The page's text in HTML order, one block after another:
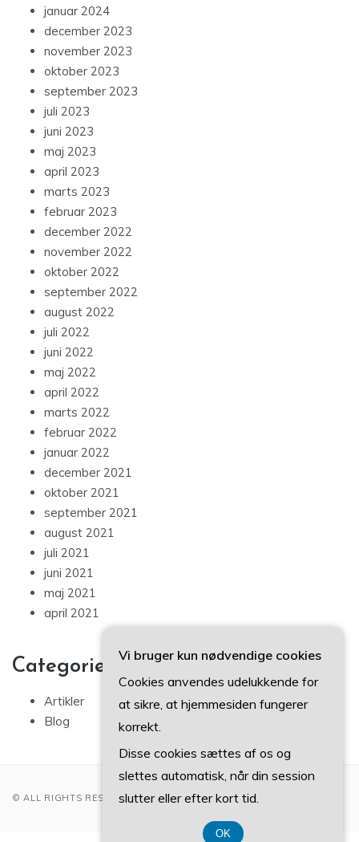
januar 2024
december 2023
november 2023
oktober 2023
september 2023
juli 2023
juni 2023
maj 2023
april 2023
marts 2023
februar 2023
december 2022
november 2022
oktober 2022
september 2022
august 2022
juli 2022
juni 2022
maj 2022
april 2022
marts 2022
februar 2022
januar 2022
december 2021
oktober 2021
september 2021
august 2021
juli 2021
juni 2021
maj 2021
april 2021
Categories
Artikler
Blog
© ALL RIGHTS RESERVED 2022
Vi bruger kun nødvendige cookies
Cookies anvendes udelukkende for
at sikre, at hjemmesiden fungerer
korrekt.
Disse cookies sættes af os og
slettes automatisk, når din session
slutter eller efter kort tid.
OK